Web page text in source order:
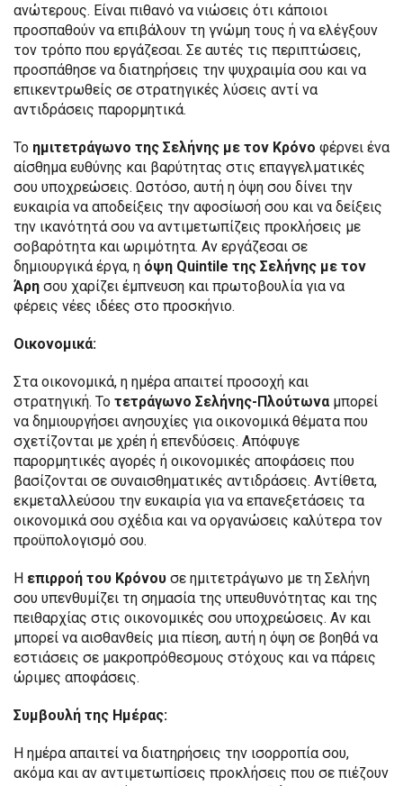
ανώτερους. Είναι πιθανό να νιώσεις ότι κάποιοι
προσπαθούν να επιβάλουν τη γνώμη τους ή να ελέγξουν
τον τρόπο που εργάζεσαι. Σε αυτές τις περιπτώσεις,
προσπάθησε να διατηρήσεις την ψυχραιμία σου και να
επικεντρωθείς σε στρατηγικές λύσεις αντί να
αντιδράσεις παρορμητικά.
Το ημιτετράγωνο της Σελήνης με τον Κρόνο φέρνει ένα
αίσθημα ευθύνης και βαρύτητας στις επαγγελματικές
σου υποχρεώσεις. Ωστόσο, αυτή η όψη σου δίνει την
ευκαιρία να αποδείξεις την αφοσίωσή σου και να δείξεις
την ικανότητά σου να αντιμετωπίζεις προκλήσεις με
σοβαρότητα και ωριμότητα. Αν εργάζεσαι σε
δημιουργικά έργα, η όψη Quintile της Σελήνης με τον
Άρη σου χαρίζει έμπνευση και πρωτοβουλία για να
φέρεις νέες ιδέες στο προσκήνιο.
Οικονομικά:
Στα οικονομικά, η ημέρα απαιτεί προσοχή και
στρατηγική. Το τετράγωνο Σελήνης-Πλούτωναμπορεί
να δημιουργήσει ανησυχίες για οικονομικά θέματα που
σχετίζονται με χρέη ή επενδύσεις. Απόφυγε
παρορμητικές αγορές ή οικονομικές αποφάσεις που
βασίζονται σε συναισθηματικές αντιδράσεις. Αντίθετα,
εκμεταλλεύσου την ευκαιρία για να επανεξετάσεις τα
οικονομικά σου σχέδια και να οργανώσεις καλύτερα τον
προϋπολογισμό σου.
Η επιρροή του Κρόνου σε ημιτετράγωνο με τη Σελήνη
σου υπενθυμίζει τη σημασία της υπευθυνότητας και της
πειθαρχίας στις οικονομικές σου υποχρεώσεις. Αν και
μπορεί να αισθανθείς μια πίεση, αυτή η όψη σε βοηθά να
εστιάσεις σε μακροπρόθεσμους στόχους και να πάρεις
ώριμες αποφάσεις.
Συμβουλή της Ημέρας:
Η ημέρα απαιτεί να διατηρήσεις την ισορροπία σου,
ακόμα και αν αντιμετωπίσεις προκλήσεις που σε πιέζουν